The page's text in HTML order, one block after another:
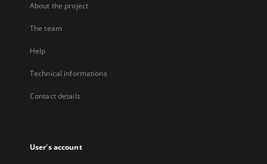
About the project
The team
Help
Technical informations
Contact details
User's account